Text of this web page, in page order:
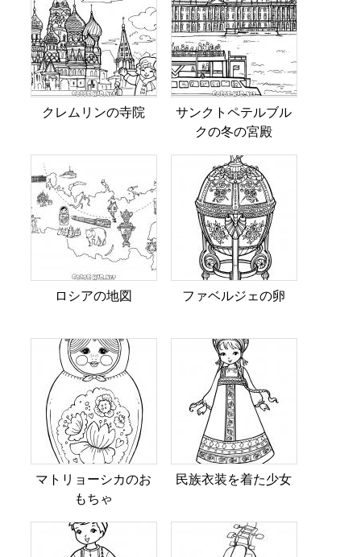
クレムリンの寺院
サンクトペテルブル
クの冬の宮殿
ロシアの地図 ファベルジェの卵
マトリョーシカのお
もちゃ
民族衣装を着た少女